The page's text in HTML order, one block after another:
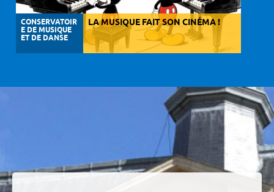
CONSERVATOIR
E DE MUSIQUE
ET DE DANSE
LA MUSIQUE FAIT SON CINÉMA !